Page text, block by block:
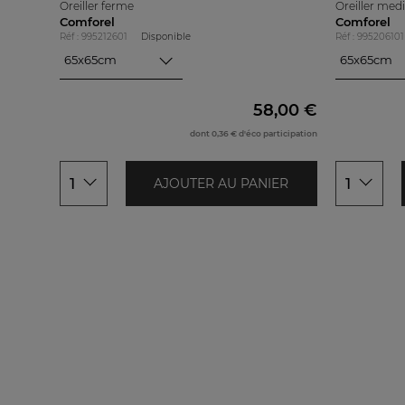
Oreiller ferme
Comforel
Réf : 995212601 Disponible
65x65cm
58,00 €
dont 0,36 € d'éco participation
1 AJOUTER AU PANIER
Oreiller
Comforel
Réf : 995206101
65x65cm
1